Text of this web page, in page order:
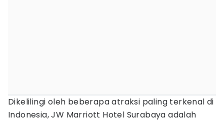
Dikelilingi oleh beberapa atraksi paling terkenal di
Indonesia, JW Marriott Hotel Surabaya adalah